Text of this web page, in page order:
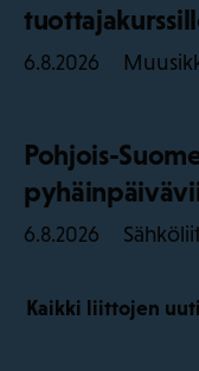
6.8.2026
Pohjois-
6.8.2026
Kaikki liittojen